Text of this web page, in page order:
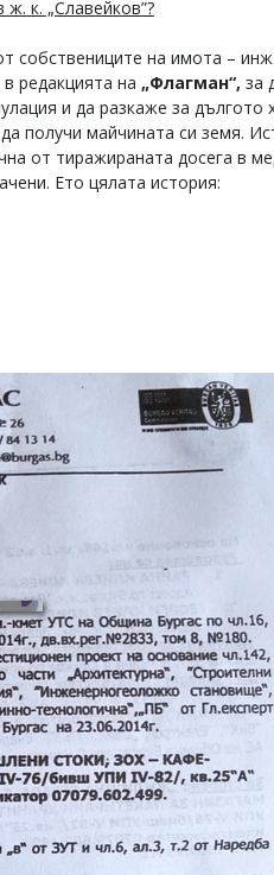
ж. к. „Славейков”?
собствениците на имота –
редакцията на „Флагман“, за
и да разкаже за дългото
получи майчината си земя.
от тиражираната досега в
Ето цялата история: